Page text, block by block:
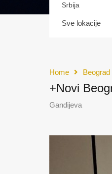
Srbija
Sve lokacije
Home Beograd
+Novi
Gandijeva